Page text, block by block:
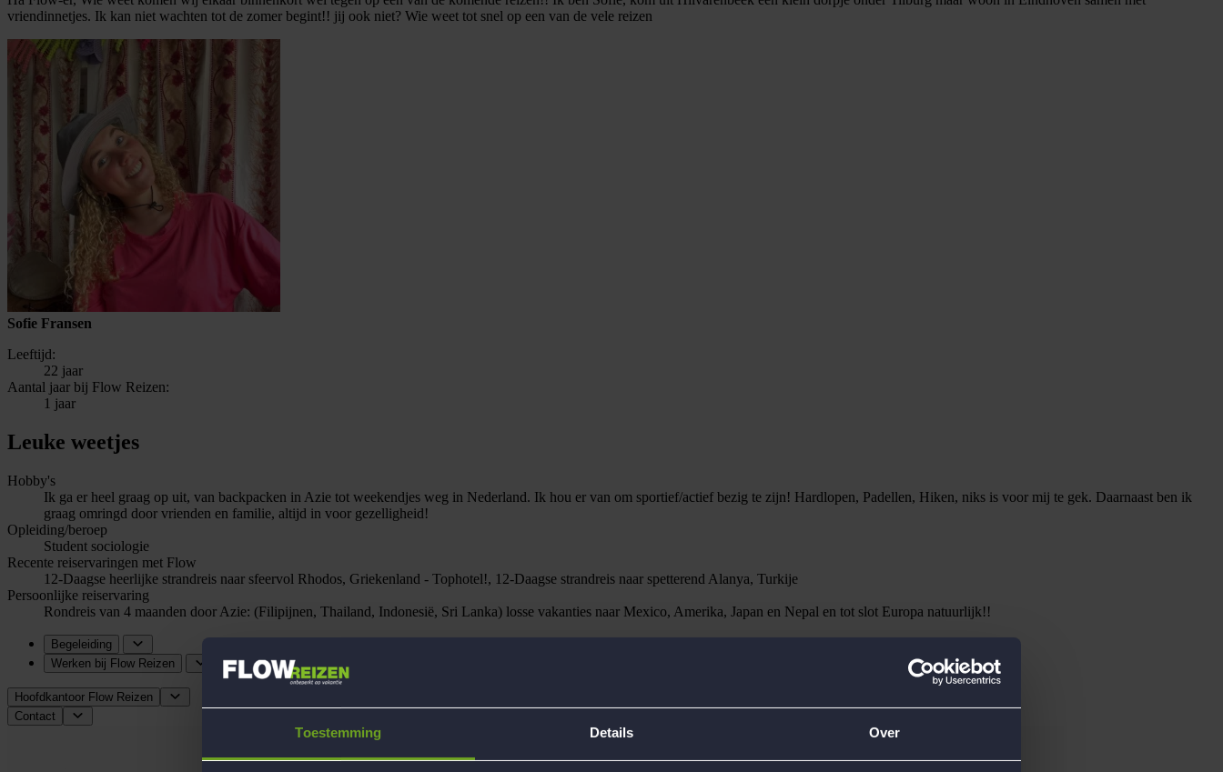
Toestemming Details Over
vriendinnetjes. Ik kan niet wachten tot de zomer begint!! jij ook niet? Wie weet tot snel op een van de vele reizen
Sofie Fransen
Leeftijd:
22 jaar
Aantal jaar bij Flow Reizen:
1 jaar
Leuke weetjes
Hobby's
Ik ga er heel graag op uit, van backpacken in Azie tot weekendjes weg in Nederland. Ik hou er van om sportief/actief bezig te zijn! Hardlopen, Padellen, Hiken, niks is voor mij te gek. Daarnaast ben ik
graag omringd door vrienden en familie, altijd in voor gezelligheid!
Opleiding/beroep
Student sociologie
Recente reiservaringen met Flow
12-Daagse heerlijke strandreis naar sfeervol Rhodos, Griekenland - Tophotel!, 12-Daagse strandreis naar spetterend Alanya, Turkije
Persoonlijke reiservaring
Rondreis van 4 maanden door Azie: (Filipijnen, Thailand, Indonesië, Sri Lanka) losse vakanties naar Mexico, Amerika, Japan en Nepal en tot slot Europa natuurlijk!!
Begeleiding
Werken bij Flow Reizen
Hoofdkantoor Flow Reizen
Contact